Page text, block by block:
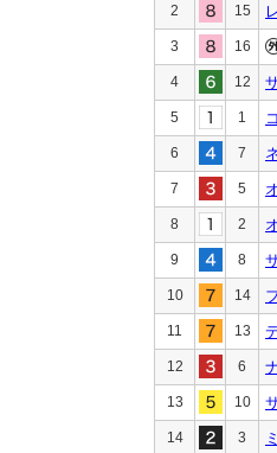
2 15
3 16
4 12
5 1
6 7
7 5
8 2
9 8
10 14
11 13
12 6
13 10
14 3